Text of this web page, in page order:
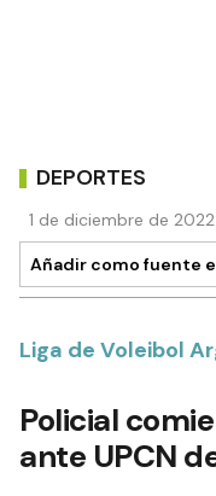
DEPORTES
1 de diciembre de
Añadir como fuente
Liga de Voleibol
Policial
ante UPCN